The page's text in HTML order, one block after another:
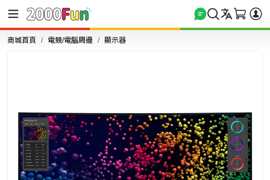
商城首頁 電競/電腦周邊 顯示器